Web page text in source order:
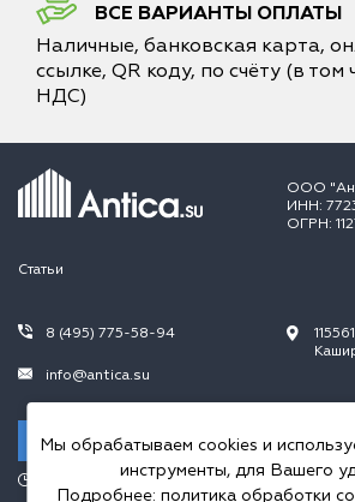
ВСЕ ВАРИАНТЫ ОПЛАТЫ
Наличные, банковская карта,
ссылке, QR коду, по счёту (в том
НДС)
ООО
ИНН:
ОГРН:
Статьи
8 (495) 775-58-94
info@antica.su
Заказать звонок
Мы обрабатываем cookies и
инструменты, для Вашего
Подробнее: политика обработки